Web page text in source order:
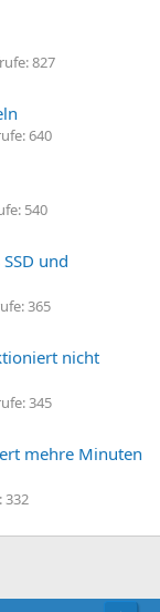
827
640
540
und
365
nicht
345
mehre Minuten
332